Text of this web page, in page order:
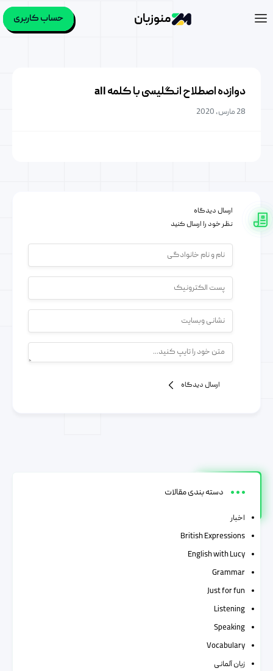
منوزبان حساب کاربری
دوازده اصطلاح انگلیسی با کلمه all
28 مارس, 2020
ارسال دیدگاه
نظر خود را ارسال کنید
ارسال دیدگاه
دسته بندی مقالات
اخبار
British Expressions
English with Lucy
Grammar
Just for fun
Listening
Speaking
Vocabulary
زبان آلمانی